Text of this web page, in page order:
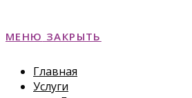
МЕНЮ ЗАКРЫТЬ
Главная
Услуги